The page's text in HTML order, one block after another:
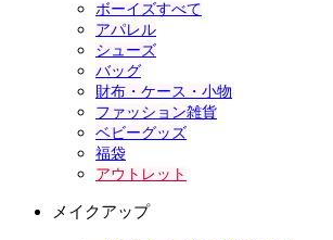
ボーイズすべて
アパレル
シューズ
バッグ
財布・ケース・小物
ファッション雑貨
ベビーグッズ
福袋
アウトレット
メイクアップ